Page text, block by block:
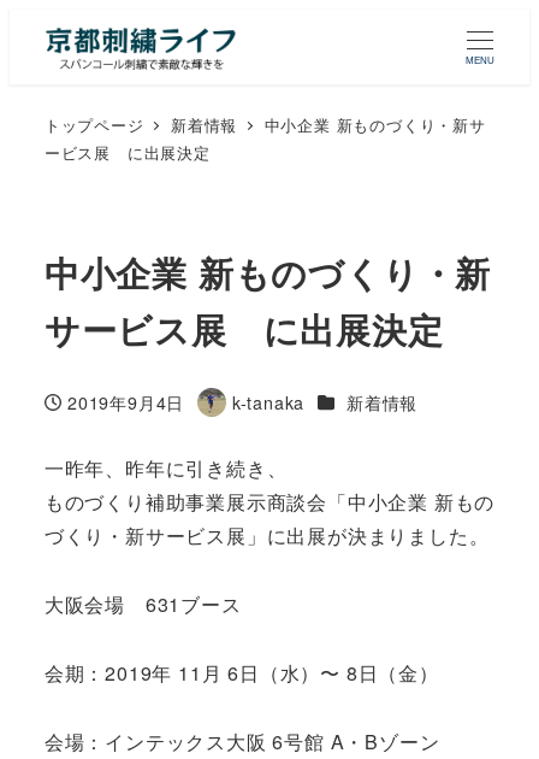
MENU
トップページ 新着情報
中小企業 新ものづくり・新サ
ービス展 に出展決定
中小企業 新ものづくり・新
サービス展 に出展決定
投稿日
2019年9月4日
著
k-tanaka カテゴリー
新着情報
一昨年、昨年に引き続き、
ものづくり補助事業展示商談会「中小企業 新もの
づくり・新サービス展」に出展が決まりました。
大阪会場 631ブース
会期：2019年 11月 6日（水）〜 8日（金）
会場： インテックス大阪 6号館 A・Bゾーン